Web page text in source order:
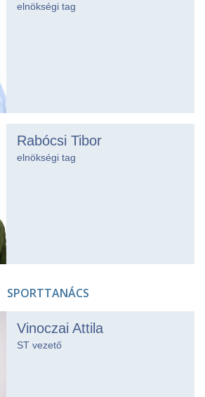
elnökségi tag
Rabócsi Tibor
elnökségi tag
SPORTTANÁCS
Vinoczai Attila
ST vezető